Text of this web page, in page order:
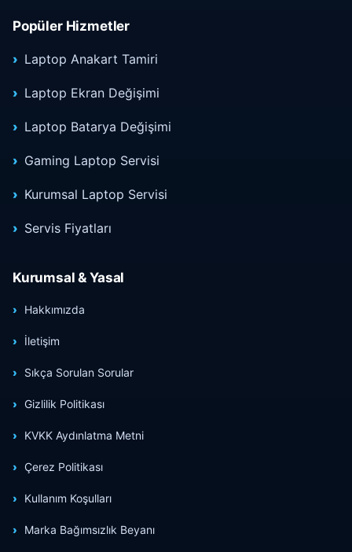
Popüler Hizmetler
Laptop Anakart Tamiri
Laptop Ekran Değişimi
Laptop Batarya Değişimi
Gaming Laptop Servisi
Kurumsal Laptop Servisi
Servis Fiyatları
Kurumsal & Yasal
Hakkımızda
İletişim
Sıkça Sorulan Sorular
Gizlilik Politikası
KVKK Aydınlatma Metni
Çerez Politikası
Kullanım Koşulları
Marka Bağımsızlık Beyanı